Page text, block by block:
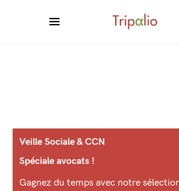
Veille Sociale & CCN
Spéciale avocats !
Gagnez du temps avec notre